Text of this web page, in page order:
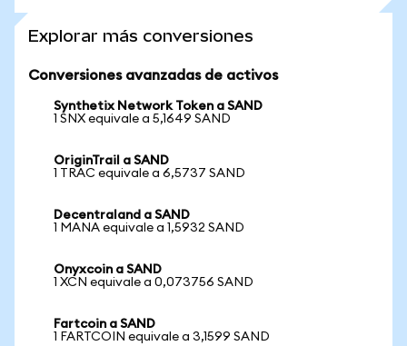
Explorar más conversiones
Conversiones avanzadas de activos
Synthetix Network Token a SAND
1 SNX equivale a 5,1649 SAND
OriginTrail a SAND
1 TRAC equivale a 6,5737 SAND
Decentraland a SAND
1 MANA equivale a 1,5932 SAND
Onyxcoin a SAND
1 XCN equivale a 0,073756 SAND
Fartcoin a SAND
1 FARTCOIN equivale a 3,1599 SAND